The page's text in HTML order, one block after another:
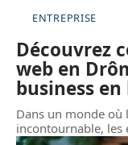
ENTREPRISE
Découvrez
web en
business
Dans un monde
incontournable, les